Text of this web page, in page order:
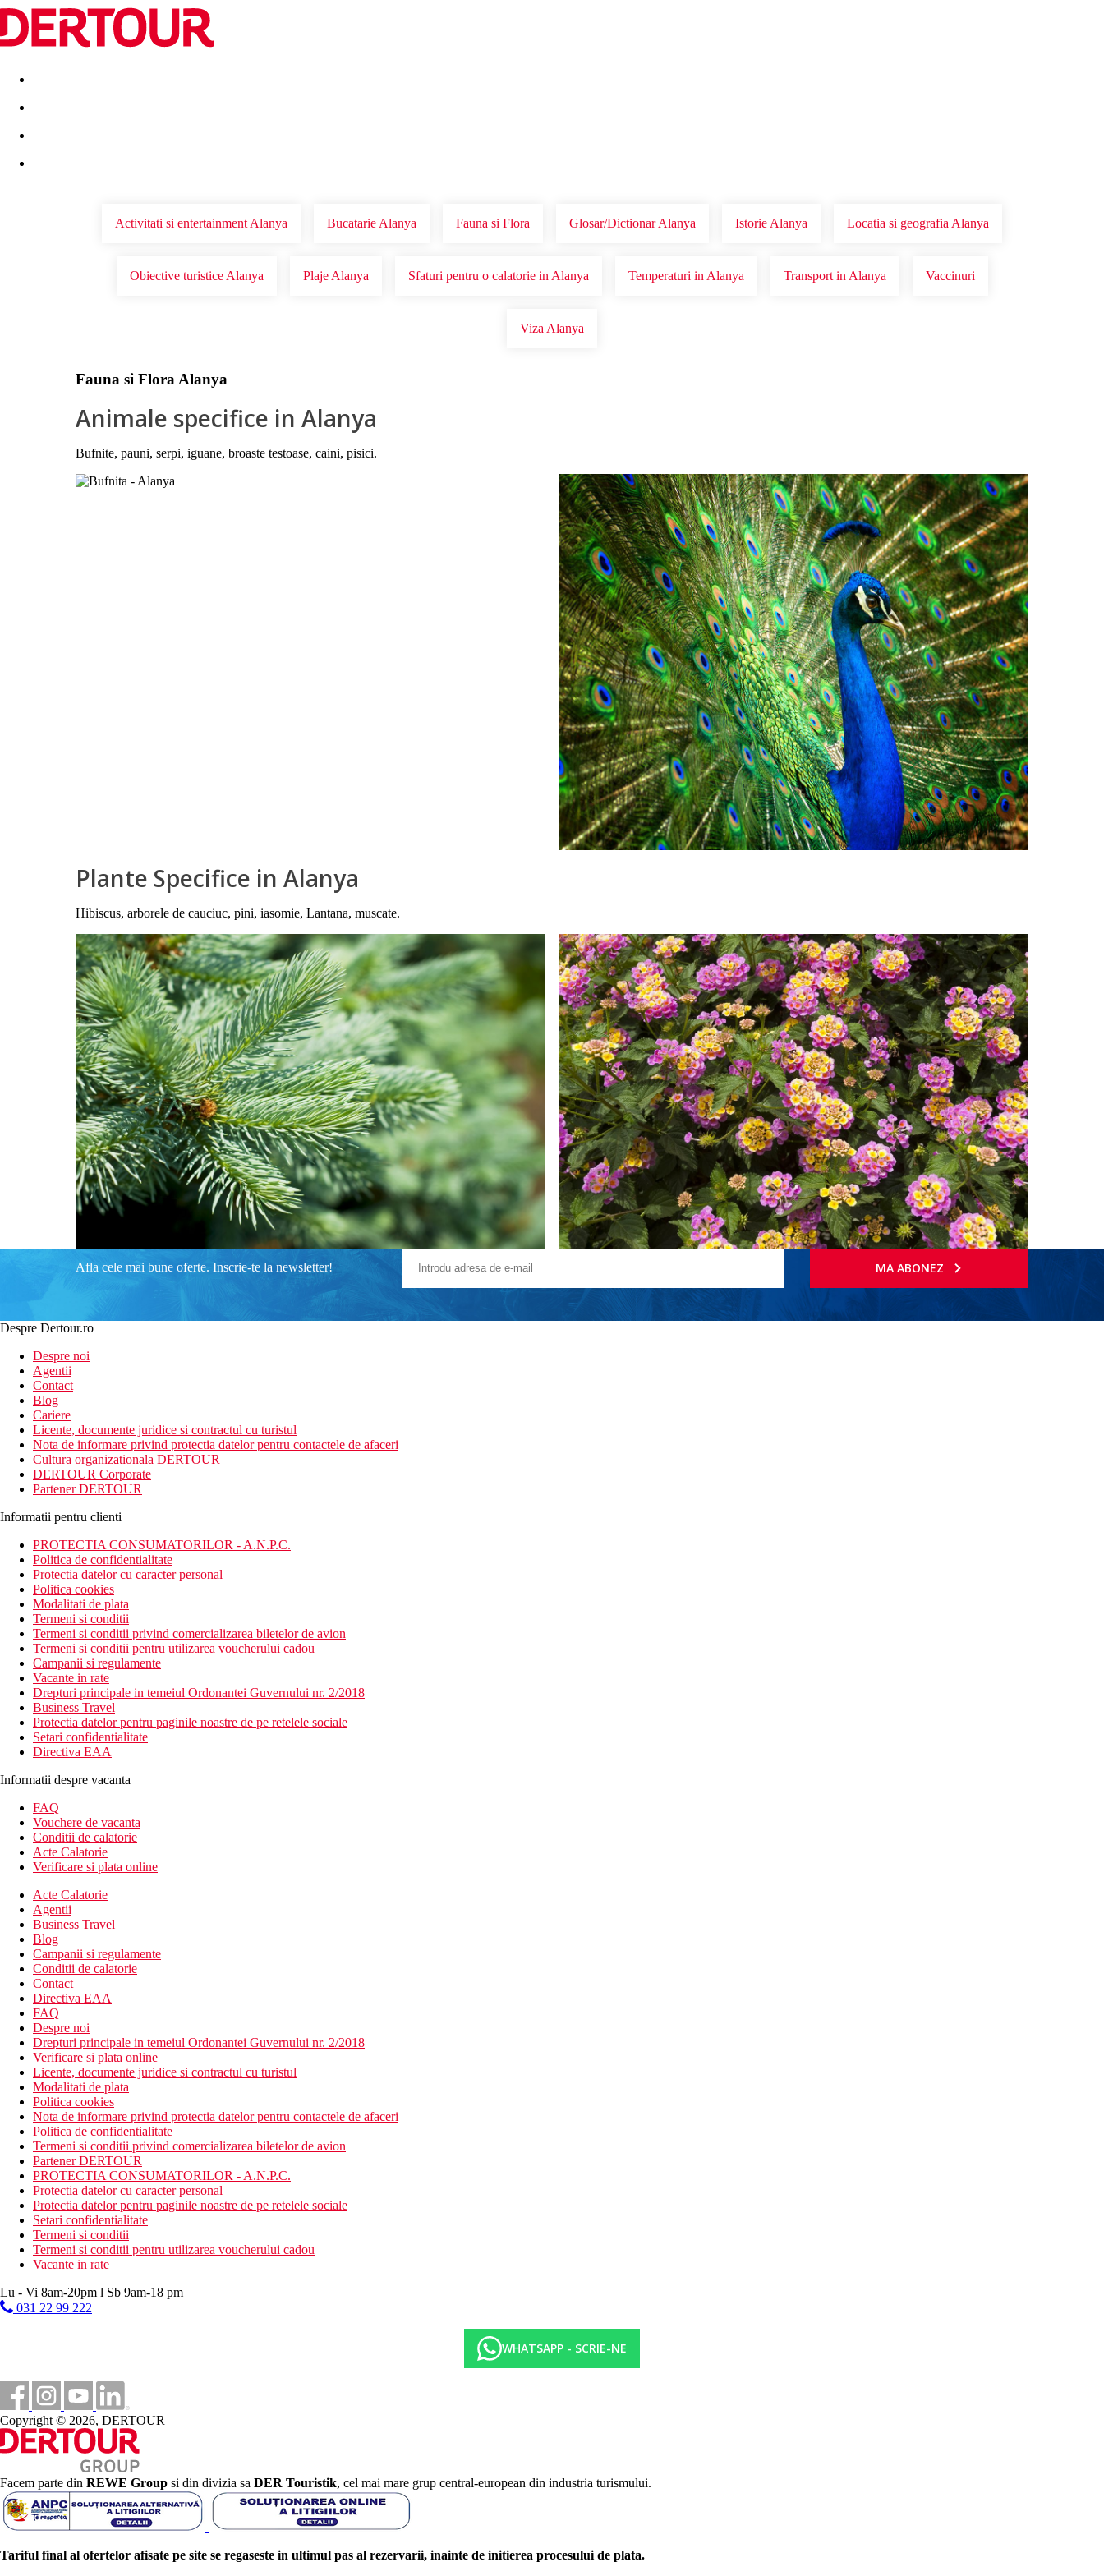
Destinatii Vacanta perfecta OFERTE DE NERATAT
Activitati si entertainment Alanya Bucatarie Alanya Fauna si Flora Glosar/Dictionar Alanya Istorie Alanya Locatia si geografia Alanya
Obiective turistice Alanya Plaje Alanya Sfaturi pentru o calatorie in Alanya Temperaturi in Alanya Transport in Alanya Vaccinuri
Viza Alanya
Fauna si Flora Alanya
Animale specifice in Alanya
Bufnite, pauni, serpi, iguane, broaste testoase, caini, pisici.
Plante Specifice in Alanya
Hibiscus, arborele de cauciuc, pini, iasomie, Lantana, muscate.
Afla cele mai bune oferte. Inscrie-te la newsletter! MA ABONEZ
Despre Dertour.ro
Despre noi
Agentii
Contact
Blog
Cariere
Licente, documente juridice si contractul cu turistul
Nota de informare privind protectia datelor pentru contactele de afaceri
Cultura organizationala DERTOUR
DERTOUR Corporate
Partener DERTOUR
Informatii pentru clienti
PROTECTIA CONSUMATORILOR - A.N.P.C.
Politica de confidentialitate
Protectia datelor cu caracter personal
Politica cookies
Modalitati de plata
Termeni si conditii
Termeni si conditii privind comercializarea biletelor de avion
Termeni si conditii pentru utilizarea voucherului cadou
Campanii si regulamente
Vacante in rate
Drepturi principale in temeiul Ordonantei Guvernului nr. 2/2018
Business Travel
Protectia datelor pentru paginile noastre de pe retelele sociale
Setari confidentialitate
Directiva EAA
Informatii despre vacanta
FAQ
Vouchere de vacanta
Conditii de calatorie
Acte Calatorie
Verificare si plata online
Acte Calatorie
Agentii
Business Travel
Blog
Campanii si regulamente
Conditii de calatorie
Contact
Directiva EAA
FAQ
Despre noi
Drepturi principale in temeiul Ordonantei Guvernului nr. 2/2018
Verificare si plata online
Licente, documente juridice si contractul cu turistul
Modalitati de plata
Politica cookies
Nota de informare privind protectia datelor pentru contactele de afaceri
Politica de confidentialitate
Termeni si conditii privind comercializarea biletelor de avion
Partener DERTOUR
PROTECTIA CONSUMATORILOR - A.N.P.C.
Protectia datelor cu caracter personal
Protectia datelor pentru paginile noastre de pe retelele sociale
Setari confidentialitate
Termeni si conditii
Termeni si conditii pentru utilizarea voucherului cadou
Vacante in rate
Lu - Vi 8am-20pm l Sb 9am-18 pm
031 22 99 222
WHATSAPP - SCRIE-NE
Copyright © 2026, DERTOUR
Facem parte din REWE Group si din divizia sa DER Touristik, cel mai mare grup central-european din industria turismului.
Tariful final al ofertelor afisate pe site se regaseste in ultimul pas al rezervarii, inainte de initierea procesului de plata.